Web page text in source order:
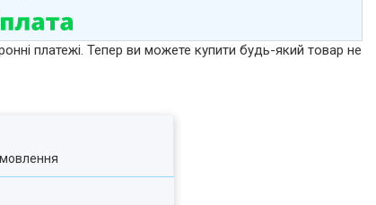
платежі. Тепер ви можете купити будь-який товар не